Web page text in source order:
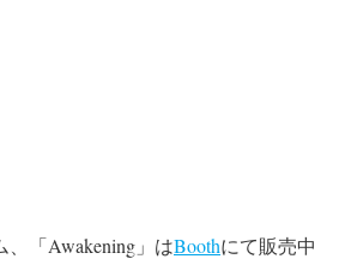
「Awakening」はBoothにて販売中